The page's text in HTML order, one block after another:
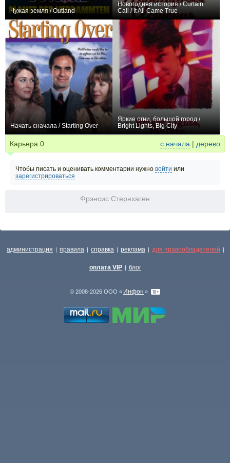
Чужая земля / Outland
Новогодняя история / Curtain
Call / It All Came True
Начать сначала / Starting Over
Яркие огни, большой город /
Bright Lights, Big City
Карьера 0 с начала | дерево
Чтобы писать и оценивать комментарии нужно войти или
зарегистрироваться
Фрэнсис Стернхаген
администрация | правила | справка | реклама | для правообладателей |
оплата VIP | блог
© 2008-2026 ООО « Инфон »